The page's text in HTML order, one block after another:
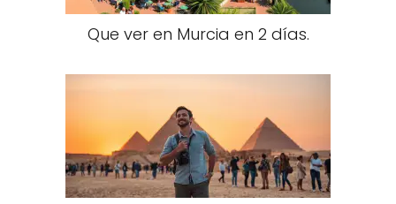
Que ver en Murcia en 2 días.